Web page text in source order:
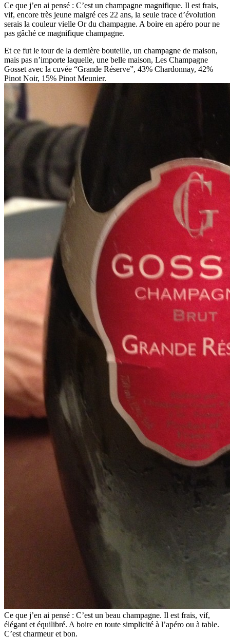
Ce que j’en ai pensé : C’est un champagne magnifique. Il est frais,
vif, encore très jeune malgré ces 22 ans, la seule trace d’évolution
serais la couleur vielle Or du champagne. A boire en apéro pour ne
pas gâché ce magnifique champagne.
Et ce fut le tour de la dernière bouteille, un champagne de maison,
mais pas n’importe laquelle, une belle maison, Les Champagne
Gosset avec la cuvée “Grande Réserve”, 43% Chardonnay, 42%
Pinot Noir, 15% Pinot Meunier.
Ce que j’en ai pensé : C’est un beau champagne. Il est frais, vif,
élégant et équilibré. A boire en toute simplicité à l’apéro ou à table.
C’est charmeur et bon.